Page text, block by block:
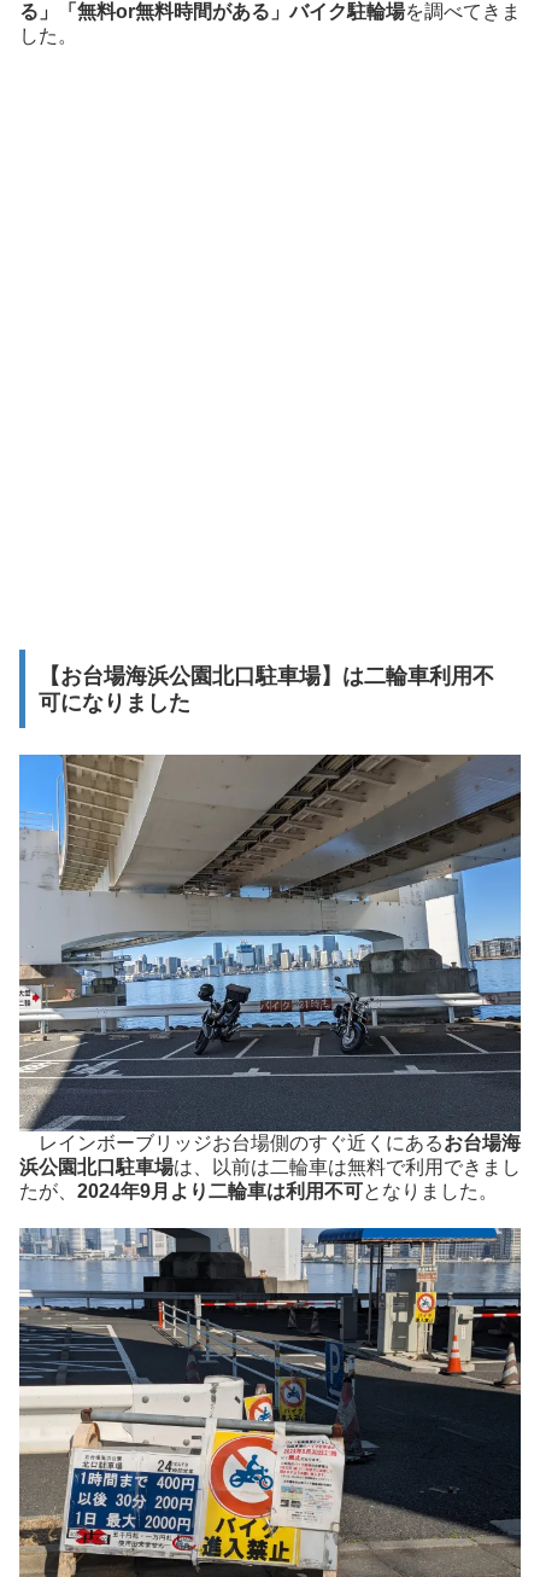
る」「無料or無料時間がある」バイク駐輪場を調べてきま
した。
【お台場海浜公園北口駐車場】は二輪車利用不
可になりました
レインボーブリッジお台場側のすぐ近くにあるお台場海
浜公園北口駐車場は、以前は二輪車は無料で利用できまし
たが、 2024年9月より二輪車は利用不可となりました。